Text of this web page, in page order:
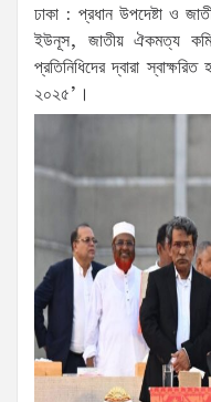
ঢাকা : প্রধান উপদেষ্টা ও
ইউনূস, জাতীয় ঐকমত্য
প্রতিনিধিদের দ্বারা
২০২৫’।